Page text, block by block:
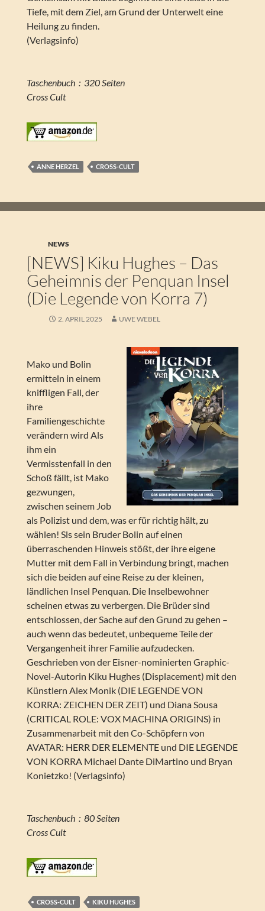
Tiefe, mit dem Ziel, am Grund der Unterwelt eine
Heilung zu finden.
(Verlagsinfo)
Taschenbuch ‏ : ‎ 320 Seiten
Cross Cult
ANNE HERZEL CROSS-CULT
NEWS
[NEWS] Kiku Hughes – Das
Geheimnis der Penquan Insel
(Die Legende von Korra 7)
2. APRIL 2025 UWE WEBEL
Mako und Bolin
ermitteln in einem
kniffligen Fall, der
ihre
Familiengeschichte
verändern wird Als
ihm ein
Vermisstenfall in den
Schoß fällt, ist Mako
gezwungen,
zwischen seinem Job
als Polizist und dem, was er für richtig hält, zu
wählen! Sls sein Bruder Bolin auf einen
überraschenden Hinweis stößt, der ihre eigene
Mutter mit dem Fall in Verbindung bringt, machen
sich die beiden auf eine Reise zu der kleinen,
ländlichen Insel Penquan. Die Inselbewohner
scheinen etwas zu verbergen. Die Brüder sind
entschlossen, der Sache auf den Grund zu gehen –
auch wenn das bedeutet, unbequeme Teile der
Vergangenheit ihrer Familie aufzudecken.
Geschrieben von der Eisner-nominierten Graphic-
Novel-Autorin Kiku Hughes (Displacement) mit den
Künstlern Alex Monik (DIE LEGENDE VON
KORRA: ZEICHEN DER ZEIT) und Diana Sousa
(CRITICAL ROLE: VOX MACHINA ORIGINS) in
Zusammenarbeit mit den Co-Schöpfern von
AVATAR: HERR DER ELEMENTE und DIE LEGENDE
VON KORRA Michael Dante DiMartino und Bryan
Konietzko! (Verlagsinfo)
Taschenbuch ‏ : ‎ 80 Seiten
Cross Cult
CROSS-CULT KIKU HUGHES